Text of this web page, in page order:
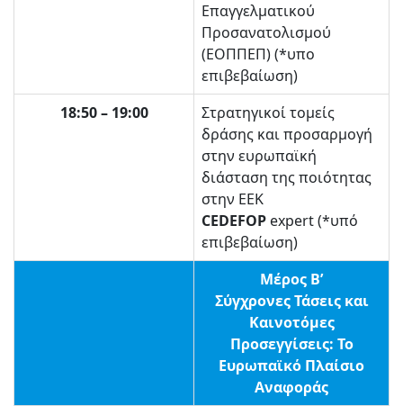
Επαγγελματικού
Προσανατολισμού
(ΕΟΠΠΕΠ) (*υπο
επιβεβαίωση)
18:50 – 19:00
Στρατηγικοί τομείς
δράσης και προσαρμογή
στην ευρωπαϊκή
διάσταση της ποιότητας
στην ΕΕΚ
CEDEFOP expert (*υπό
επιβεβαίωση)
Μέρος Β’
Σύγχρονες Τάσεις και
Καινοτόμες
Προσεγγίσεις: Το
Ευρωπαϊκό Πλαίσιο
Αναφοράς